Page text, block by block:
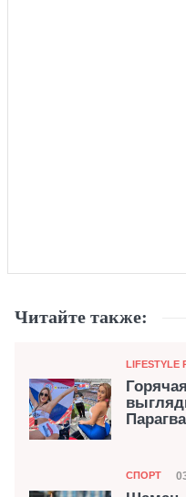
Читайте также:
Категория
LIFESTYLE
Категория
СПОРТ